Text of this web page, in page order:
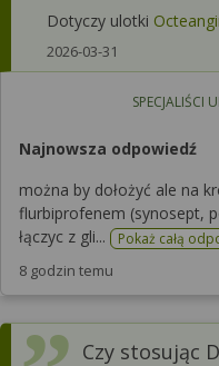
Dotyczy ulotki
2026-03-31
SPECJALIŚCI
Najnowsza odpowiedź
można by dołożyć ale na
flurbiprofenem (synosept,
łączyc z gli...
Pokaż całą
8 godzin temu
Czy stosując